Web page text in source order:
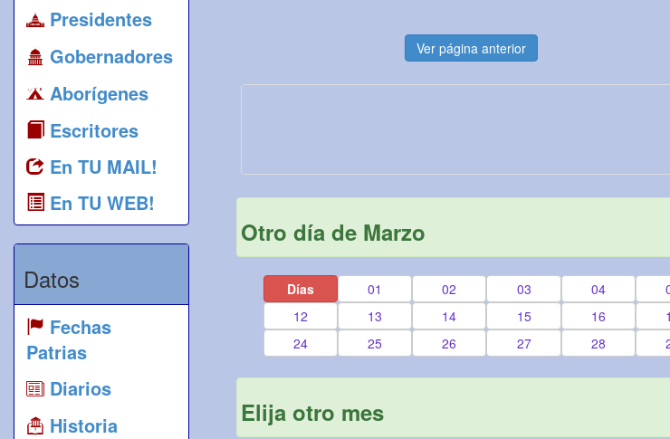
Presidentes
Gobernadores
Aborígenes
Escritores
En TU MAIL!
En TU WEB!
Datos
Fechas
Patrias
Diarios
Historia
Ver página anterior
Otro día de Marzo
Días 01 02 03 04
12
13 14 15 16
24
25 26 27 28
Elija otro mes